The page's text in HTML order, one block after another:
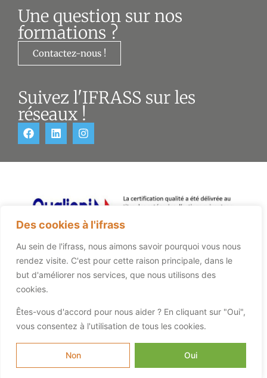
Des cookies à l'ifrass
Au sein de l'ifrass, nous aimons savoir pourquoi vous nous
rendez visite. C'est pour cette raison principale, dans le
but d'améliorer nos services, que nous utilisons des
cookies.
Êtes-vous d'accord pour nous aider ? En cliquant sur "Oui",
vous consentez à l'utilisation de tous les cookies.
Non Oui
Une question sur nos
formations ?
Contactez-nous !
Suivez l'IFRASS sur les
réseaux !